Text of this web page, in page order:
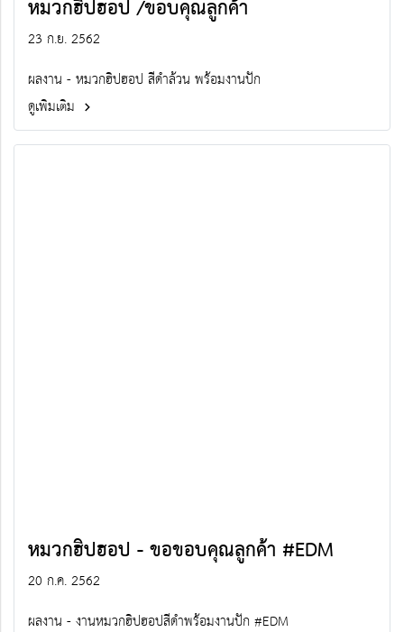
หมวกฮิปฮอป /ขอบคุณลูกค้า
23 ก.ย. 2562
ผลงาน - หมวกฮิปฮอป สีดำล้วน พร้อมงานปัก
ดูเพิ่มเติม
หมวกฮิปฮอป - ขอขอบคุณลูกค้า #EDM
20 ก.ค. 2562
ผลงาน - งานหมวกฮิปฮอปสีดำพร้อมงานปัก #EDM